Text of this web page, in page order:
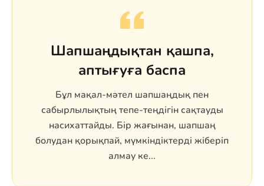
Шапшаңдықтан қашпа,
аптығуға баспа
Бұл мақал-мәтел шапшаңдық пен
сабырлылықтың тепе-теңдігін сақтауды
насихаттайды. Бір жағынан, шапшаң
болудан қорықпай, мүмкіндіктерді жіберіп
алмау ке...